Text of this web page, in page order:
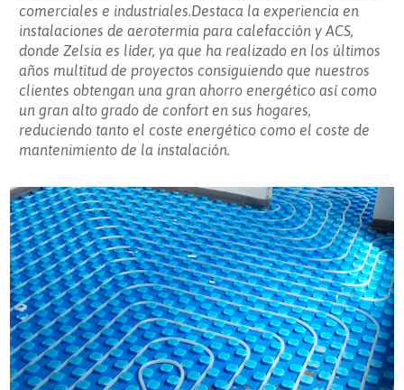
comerciales e industriales.Destaca la experiencia en
instalaciones de aerotermia para calefacción y ACS,
donde Zelsia es líder, ya que ha realizado en los últimos
años multitud de proyectos consiguiendo que nuestros
clientes obtengan una gran ahorro energético así como
un gran alto grado de confort en sus hogares,
reduciendo tanto el coste energético como el coste de
mantenimiento de la instalación.